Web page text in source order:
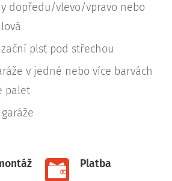
dopředu/vlevo/vpravo nebo
plsť pod střechou
v jedné nebo více barvách
palet
Platba